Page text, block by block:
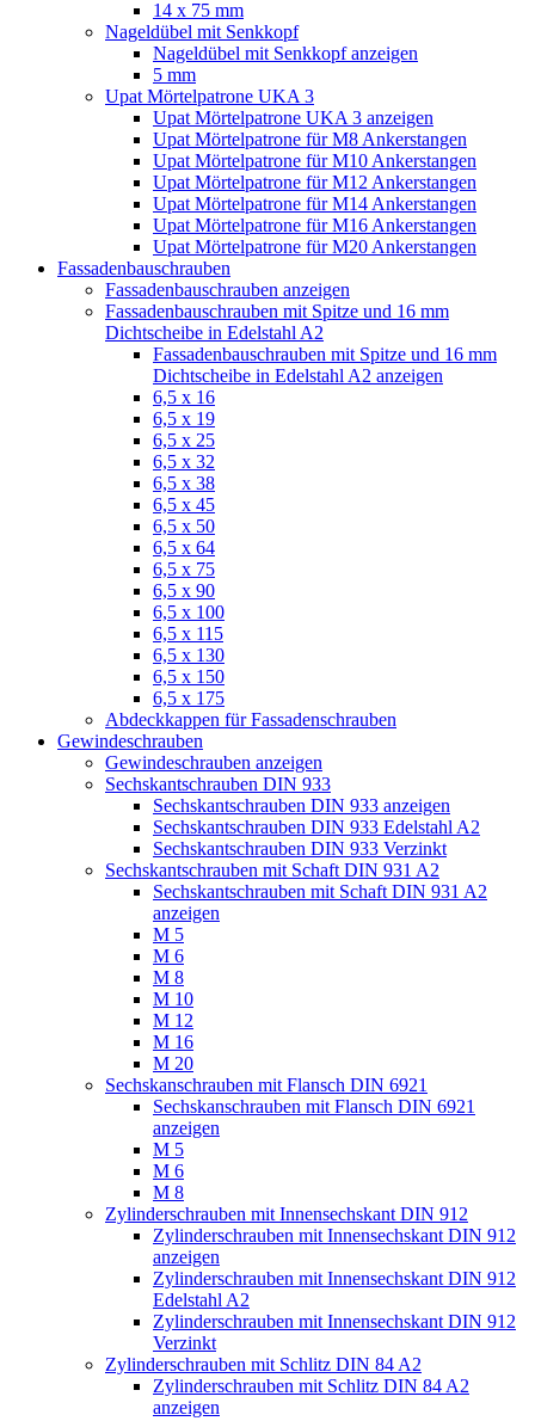
14 x 75 mm
Nageldübel mit Senkkopf
Nageldübel mit Senkkopf anzeigen
5 mm
Upat Mörtelpatrone UKA 3
Upat Mörtelpatrone UKA 3 anzeigen
Upat Mörtelpatrone für M8 Ankerstangen
Upat Mörtelpatrone für M10 Ankerstangen
Upat Mörtelpatrone für M12 Ankerstangen
Upat Mörtelpatrone für M14 Ankerstangen
Upat Mörtelpatrone für M16 Ankerstangen
Upat Mörtelpatrone für M20 Ankerstangen
Fassadenbauschrauben
Fassadenbauschrauben anzeigen
Fassadenbauschrauben mit Spitze und 16 mm
Dichtscheibe in Edelstahl A2
Fassadenbauschrauben mit Spitze und 16 mm
Dichtscheibe in Edelstahl A2 anzeigen
6,5 x 16
6,5 x 19
6,5 x 25
6,5 x 32
6,5 x 38
6,5 x 45
6,5 x 50
6,5 x 64
6,5 x 75
6,5 x 90
6,5 x 100
6,5 x 115
6,5 x 130
6,5 x 150
6,5 x 175
Abdeckkappen für Fassadenschrauben
Gewindeschrauben
Gewindeschrauben anzeigen
Sechskantschrauben DIN 933
Sechskantschrauben DIN 933 anzeigen
Sechskantschrauben DIN 933 Edelstahl A2
Sechskantschrauben DIN 933 Verzinkt
Sechskantschrauben mit Schaft DIN 931 A2
Sechskantschrauben mit Schaft DIN 931 A2
anzeigen
M 5
M 6
M 8
M 10
M 12
M 16
M 20
Sechskanschrauben mit Flansch DIN 6921
Sechskanschrauben mit Flansch DIN 6921
anzeigen
M 5
M 6
M 8
Zylinderschrauben mit Innensechskant DIN 912
Zylinderschrauben mit Innensechskant DIN 912
anzeigen
Zylinderschrauben mit Innensechskant DIN 912
Edelstahl A2
Zylinderschrauben mit Innensechskant DIN 912
Verzinkt
Zylinderschrauben mit Schlitz DIN 84 A2
Zylinderschrauben mit Schlitz DIN 84 A2
anzeigen